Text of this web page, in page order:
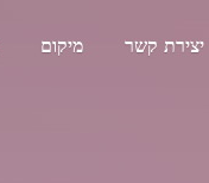
מיקום יצירת קשר